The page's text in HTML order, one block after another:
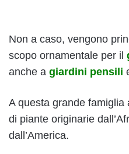
Non a caso, vengono
scopo ornamentale per il
anche a giardini pensili
A questa grande
di piante originarie
dall’America.